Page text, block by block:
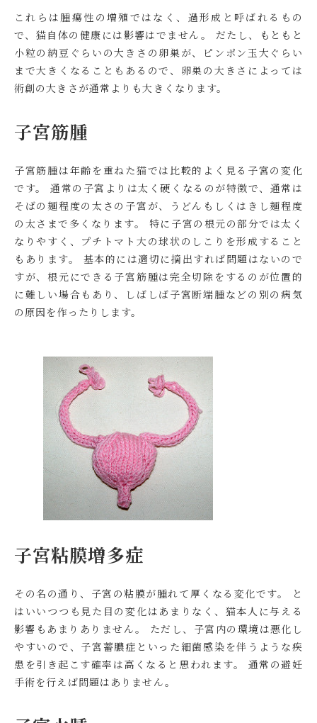
これらは腫瘍性の増殖ではなく、過形成と呼ばれるもの
で、猫自体の健康には影響はでません。 だたし、もともと
小粒の納豆ぐらいの大きさの卵巣が、ピンポン玉大ぐらい
まで大きくなることもあるので、卵巣の大きさによっては
術創の大きさが通常よりも大きくなります。
子宮筋腫
子宮筋腫は年齢を重ねた猫では比較的よく見る子宮の変化
です。 通常の子宮よりは太く硬くなるのが特徴で、通常は
そばの麺程度の太さの子宮が、うどんもしくはきし麺程度
の太さまで多くなります。 特に子宮の根元の部分では太く
なりやすく、プチトマト大の球状のしこりを形成すること
もあります。 基本的には適切に摘出すれば問題はないので
すが、根元にできる子宮筋腫は完全切除をするのが位置的
に難しい場合もあり、しばしば子宮断端腫などの別の病気
の原因を作ったりします。
子宮粘膜増多症
その名の通り、子宮の粘膜が腫れて厚くなる変化です。 と
はいいつつも見た目の変化はあまりなく、猫本人に与える
影響もあまりありません。 ただし、子宮内の環境は悪化し
やすいので、子宮蓄膿症といった細菌感染を伴うような疾
患を引き起こす確率は高くなると思われます。 通常の避妊
手術を行えば問題はありません。